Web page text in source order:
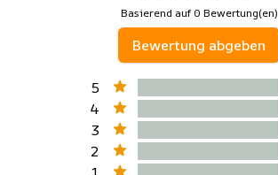
Basierend auf 0 Bewertung(en)
Bewertung abgeben
5
4
3
2